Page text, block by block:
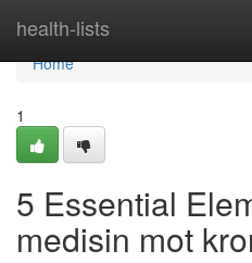
health-lists
Home
Home
1
5 Essential
medisin mot